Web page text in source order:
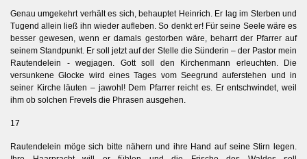
Genau umgekehrt verhält es sich, behauptet Heinrich. Er lag im Sterben und
Tugend allein ließ ihn wieder aufleben. So denkt er! Für seine Seele wäre es
besser gewesen, wenn er damals gestorben wäre, beharrt der Pfarrer auf
seinem Standpunkt. Er soll jetzt auf der Stelle die Sünderin – der Pastor mein
Rautendelein - wegjagen. Gott soll den Kirchenmann erleuchten. Die
versunkene Glocke wird eines Tages vom Seegrund auferstehen und in
seiner Kirche läuten – jawohl! Dem Pfarrer reicht es. Er entschwindet, weil
ihm ob solchen Frevels die Phrasen ausgehen.
17
Rautendelein möge sich bitte nähern und ihre Hand auf seine Stirn legen.